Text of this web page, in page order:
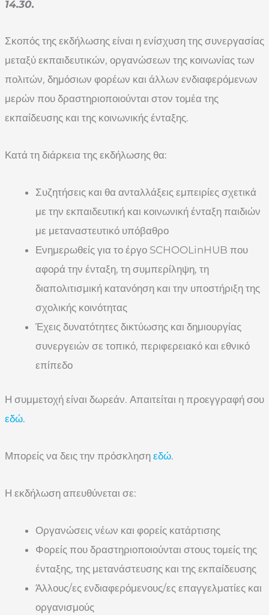
14.30.
Σκοπός της εκδήλωσης είναι η ενίσχυση της συνεργασίας
μεταξύ εκπαιδευτικών, οργανώσεων της κοινωνίας των
πολιτών, δημόσιων φορέων και άλλων ενδιαφερόμενων
μερών που δραστηριοποιούνται στον τομέα της
εκπαίδευσης και της κοινωνικής ένταξης.
Κατά τη διάρκεια της εκδήλωσης θα:
Συζητήσεις και θα ανταλλάξεις εμπειρίες σχετικά
με την εκπαιδευτική και κοινωνική ένταξη παιδιών
με μεταναστευτικό υπόβαθρο
Ενημερωθείς για το έργο SCHOOLinHUB που
αφορά την ένταξη, τη συμπερίληψη, τη
διαπολιτισμική κατανόηση και την υποστήριξη της
σχολικής κοινότητας
Έχεις δυνατότητες δικτύωσης και δημιουργίας
συνεργειών σε τοπικό, περιφερειακό και εθνικό
επίπεδο
Η συμμετοχή είναι δωρεάν. Απαιτείται η προεγγραφή σου
εδώ.
Μπορείς να δεις την πρόσκληση εδώ.
Η εκδήλωση απευθύνεται σε:
Οργανώσεις νέων και φορείς κατάρτισης
Φορείς που δραστηριοποιούνται στους τομείς της
ένταξης, της μετανάστευσης και της εκπαίδευσης
Άλλους/ες ενδιαφερόμενους/ες επαγγελματίες και
οργανισμούς